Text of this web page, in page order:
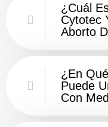
¿Cuál
Cytotec
Aborto
¿En
Puede
Con